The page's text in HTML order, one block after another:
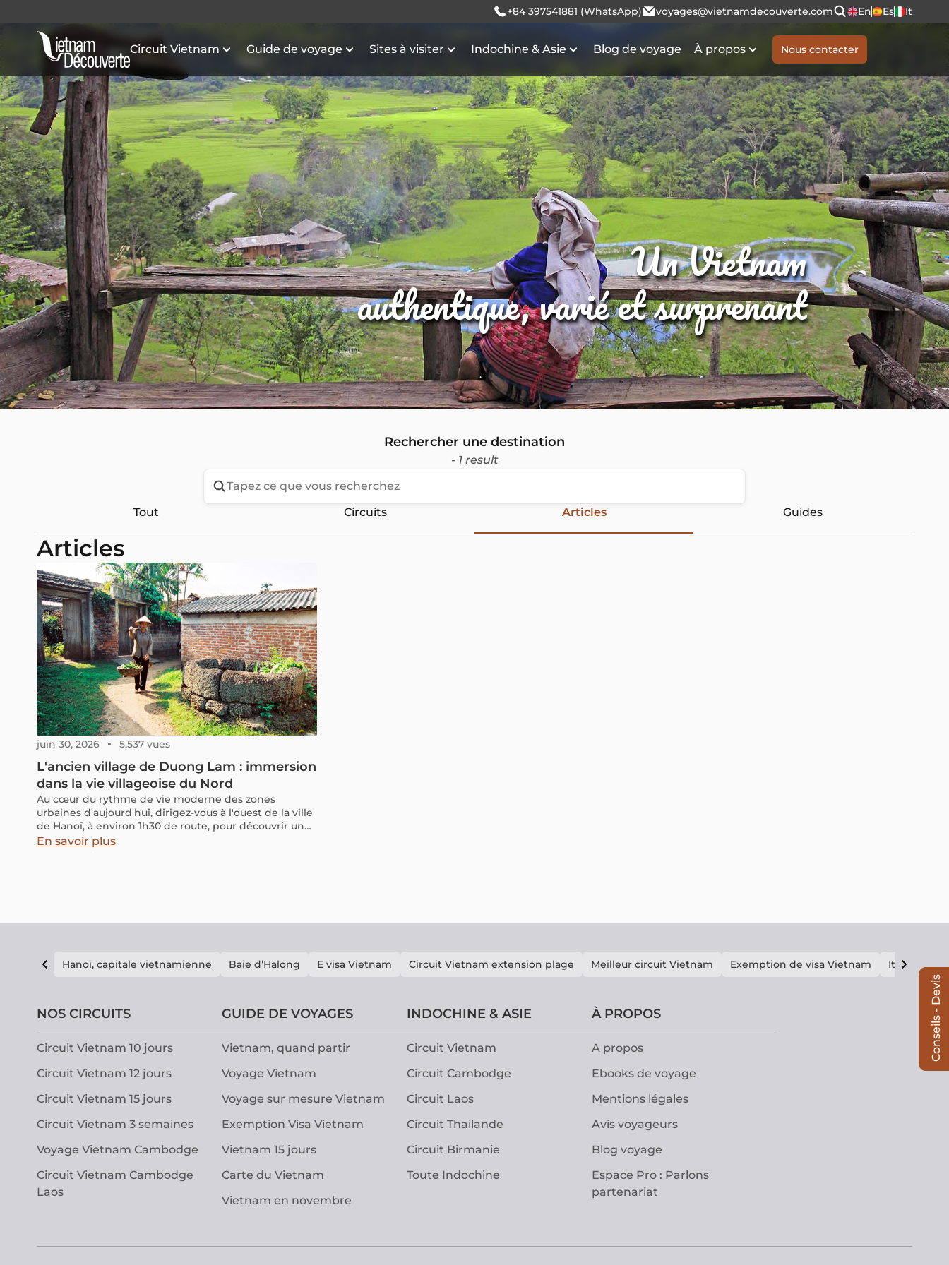
+84 397541881 (WhatsApp) voyages@vietnamdecouverte.com En Es It
Circuit Vietnam Guide de voyage Sites à visiter Indochine & Asie Blog de voyage À propos Nous contacter
Un Vietnam
authentique, varié et surprenant
Rechercher une destination
- 1 result
Tout Circuits Articles Guides
Articles
juin 30, 2026 5,537 vues
L'ancien village de Duong Lam : immersion
dans la vie villageoise du Nord
Au cœur du rythme de vie moderne des zones
urbaines d'aujourd'hui, dirigez-vous à l'ouest de la ville
de Hanoï, à environ 1h30 de route, pour découvrir un
ancien village vieux de plus de 1 200 ans, où les belles
En savoir plus
Hanoï, capitale vietnamienne Baie d’Halong E visa Vietnam Circuit Vietnam extension plage Meilleur circuit Vietnam Exemption de visa Vietnam Itinéraire
NOS CIRCUITS
Circuit Vietnam 10 jours
Circuit Vietnam 12 jours
Circuit Vietnam 15 jours
Circuit Vietnam 3 semaines
Voyage Vietnam Cambodge
Circuit Vietnam Cambodge
Laos
GUIDE DE VOYAGES
Vietnam, quand partir
Voyage Vietnam
Voyage sur mesure Vietnam
Exemption Visa Vietnam
Vietnam 15 jours
Carte du Vietnam
Vietnam en novembre
INDOCHINE & ASIE
Circuit Vietnam
Circuit Cambodge
Circuit Laos
Circuit Thailande
Circuit Birmanie
Toute Indochine
À PROPOS
A propos
Ebooks de voyage
Mentions légales
Avis voyageurs
Blog voyage
Espace Pro : Parlons
partenariat
Conseils - Devis